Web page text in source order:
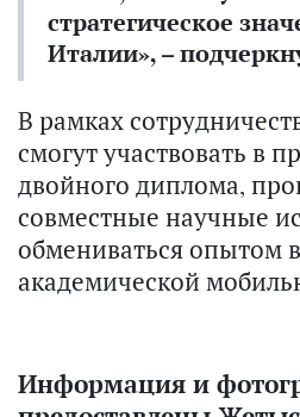
стратегическое
Италии», –
В рамках
смогут участвовать в
двойного диплома,
совместные научные
обмениваться опытом
академической
Информация и